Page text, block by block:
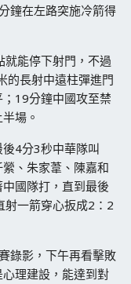
鐘在左路突施冷箭得
能停下射門，不過
的長射中遠柱彈進門
19分鐘中國攻至禁
場。
4分3秒中華隊叫
、朱家葦、陳嘉和
國隊打，直到最後
射一箭穿心扳成2：2
錄影，下午再看擊敗
理建設，能達到對